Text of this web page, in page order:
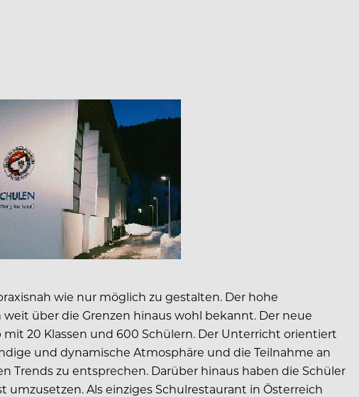
wie nur möglich zu gestalten. Der hohe
über die Grenzen hinaus wohl bekannt. Der neue
20 Klassen und 600 Schülern. Der Unterricht orientiert
und dynamische Atmosphäre und die Teilnahme an
zu entsprechen. Darüber hinaus haben die Schüler
Als einziges Schulrestaurant in Österreich